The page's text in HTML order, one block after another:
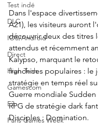
Test indé
DLC
IOS/Android
Direct
High Tech
Gamescom
E3
Paris Games Week
Dans l'espace
A21), les visiteurs auront
découvrir deux des titres
attendus et récemment
Kalypso, marquant le
franchises populaires : le
stratégie en temps réel
Guerre mondiale Sudden
RPG de stratégie dark
Disciples : Domination.